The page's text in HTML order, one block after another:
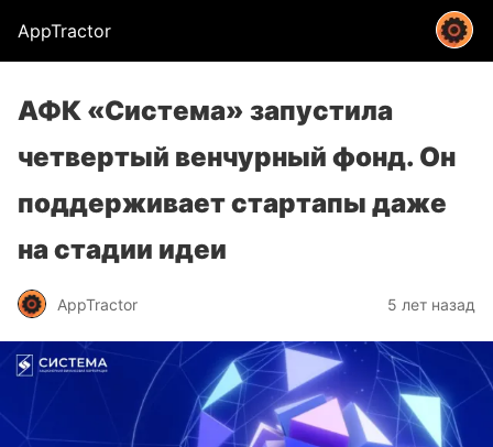
AppTractor
АФК «Система» запустила
четвертый венчурный фонд. Он
поддерживает стартапы даже
на стадии идеи
AppTractor 5 лет назад